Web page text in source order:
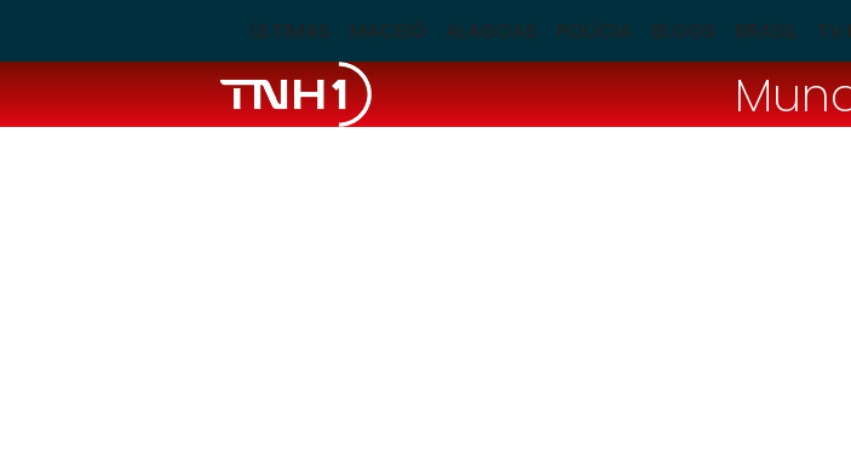
ÚLTIMAS MACEIÓ ALAGOAS POLÍCIA BLOGS BRASIL TV